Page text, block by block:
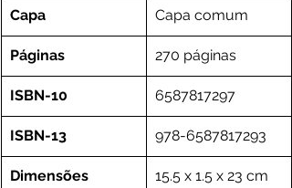
Capa Capa comum
Páginas 270 páginas
ISBN-10 6587817297
ISBN-13 978-6587817293
Dimensões 15.5 x 1.5 x 23 cm